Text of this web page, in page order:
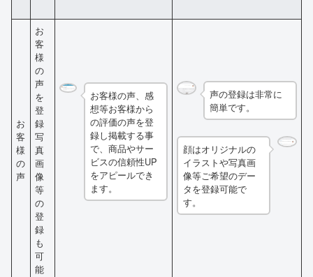
お
客
様
の
声
お
客
様
の
声
を
登
録
写
真
画
像
等
の
登
録
も
可
能
お客様の声、感
想等お客様から
の評価の声を登
録し掲載する事
で、商品やサー
ビスの信頼性UP
をアピールでき
ます。
声の登録は非常に
簡単です。
顔はオリジナルの
イラストや写真画
像等ご希望のデー
タを登録可能で
す。